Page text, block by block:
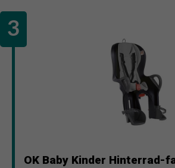
OK Baby Kinder Hinterrad-